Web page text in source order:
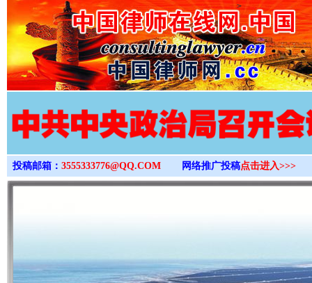
>
投稿邮箱： 3555333776@QQ.COM 网络推广投稿点击进入>>>